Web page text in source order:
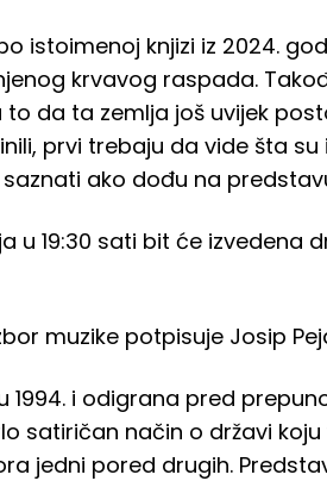
istoimenoj knjizi iz 2024.
krvavog raspada.
to da ta zemlja još uvijek
prvi trebaju da vide šta
ako dođu na
u 19:30 sati bit će
muzike potpisuje Josip
1994. i odigrana pred
satiričan način o državi
jedni pored drugih.